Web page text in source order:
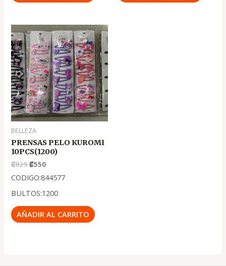
BELLEZA
PRENSAS PELO KUROMI
10PCS(1200)
₡825
precio
original
era:
.
₡825
₡550
precio
actual
es:
.
₡550
CODIGO:844577
BULTOS:1200
AÑADIR AL CARRITO